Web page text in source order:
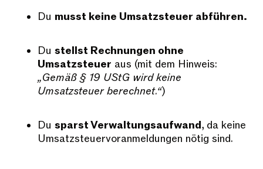
Du musst keine Umsatzsteuer abführen.
Du stellst Rechnungen ohne
Umsatzsteuer aus (mit dem Hinweis:
„Gemäß § 19 UStG wird keine
Umsatzsteuer berechnet.“)
Du sparst Verwaltungsaufwand, da keine
Umsatzsteuervoranmeldungen nötig sind.